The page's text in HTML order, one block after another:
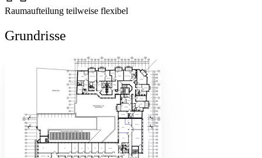
Raumaufteilung teilweise flexibel
Grundrisse